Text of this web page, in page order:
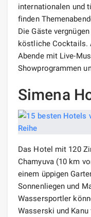
internationalen und
finden
Die Gäste
köstliche Cocktails.
Abende mit Live-
Showprogrammen
Simena
Das Hotel mit 120
Chamyuva (10 km
einem üppigen
Sonnenliegen und
Wassersportler
Wasserski und